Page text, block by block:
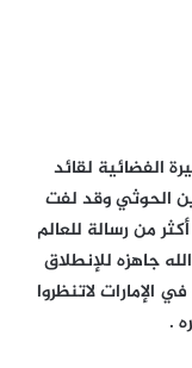
الفضائية لقائد
الحوثي وقد لفت
من رسالة للعالم
جاهزه للإنطلاق
الإمارات لاتنظروا
.